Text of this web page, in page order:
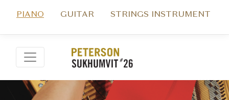
PIANO GUITAR STRINGS INSTRUMENT